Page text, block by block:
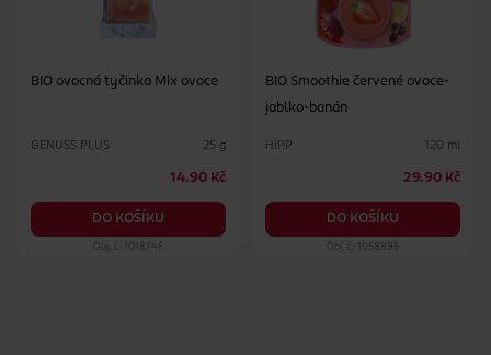
BIO ovocná tyčinka Mix ovoce
GENUSS PLUS 25 g
14.90 Kč
DO KOŠÍKU
Obj. č.: 1018745
BIO Smoothie červené ovoce-
jablko-banán
HiPP 120 ml
29.90 Kč
DO KOŠÍKU
Obj. č.: 1058895